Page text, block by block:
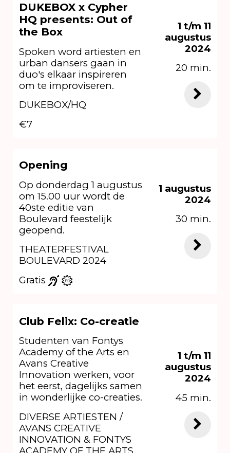
DUKEBOX x Cypher
HQ presents: Out of
the Box
Spoken word artiesten en
urban dansers gaan in
duo's elkaar inspireren
om te improviseren.
DUKEBOX/HQ
€7
1 t/m 11
augustus
2024
20 min.
Opening
Op donderdag 1 augustus
om 15.00 uur wordt de
40ste editie van
Boulevard feestelijk
geopend.
THEATERFESTIVAL
BOULEVARD 2024
Gratis
1 augustus
2024
30 min.
Club Felix: Co-creatie
Studenten van Fontys
Academy of the Arts en
Avans Creative
Innovation werken, voor
het eerst, dagelijks samen
in wonderlijke co-creaties.
DIVERSE ARTIESTEN /
AVANS CREATIVE
INNOVATION & FONTYS
ACADEMY OF THE ARTS
1 t/m 11
augustus
2024
45 min.